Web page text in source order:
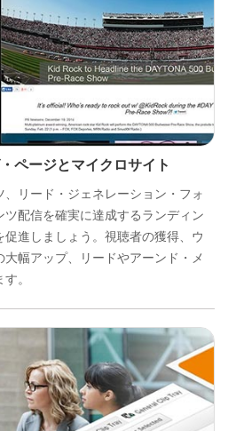
ページとマイクロサイト
リード・ジェネレーション・フォ
配信を確実に達成するランディン
進しましょう。視聴者の獲得、ウ
幅アップ、リードやアーンド・メ
。